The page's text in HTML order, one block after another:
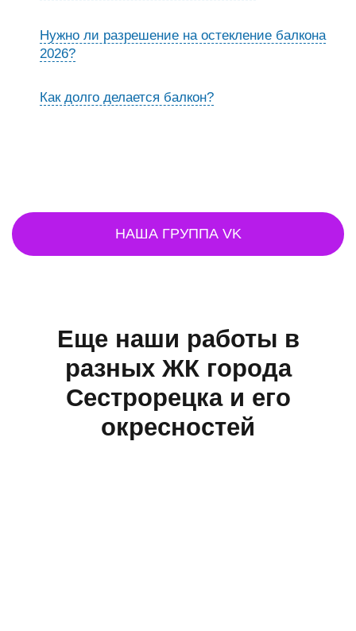
Нужно ли разрешение на остекление балкона
2026?
Как долго делается балкон?
НАША ГРУППА VK
Еще наши работы в
разных ЖК города
Сестрорецка и его
окресностей